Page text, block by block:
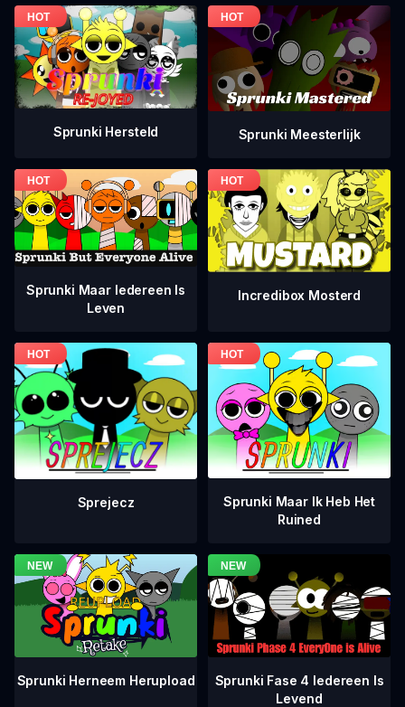
Sprunki Hersteld Sprunki Meesterlijk
Sprunki Maar Iedereen Is
Leven
Incredibox Mosterd
Sprejecz
Sprunki Maar Ik Heb Het
Ruined
Sprunki Herneem Herupload
Sprunki Fase 4 Iedereen Is
Levend